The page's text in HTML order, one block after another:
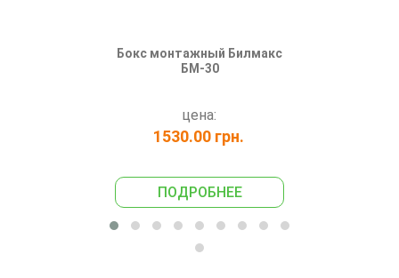
Бокс монтажный Билмакс
БМ-30
цена:
1530.00 грн.
ПОДРОБНЕЕ